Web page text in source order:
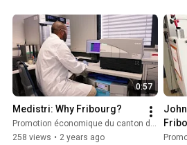
0:57
Medistri: Why Fribourg?
Promotion économique du canton de Fribourg
258 views • 2 years ago